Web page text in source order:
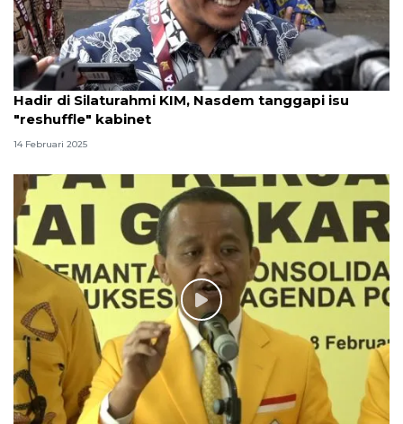
Hadir di Silaturahmi KIM, Nasdem tanggapi isu
"reshuffle" kabinet
14 Februari 2025